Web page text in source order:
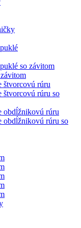
so závitom
štvorcovú rúru
štvorcovú rúru so
obdĺžnikovú rúru
obdĺžnikovú rúru so